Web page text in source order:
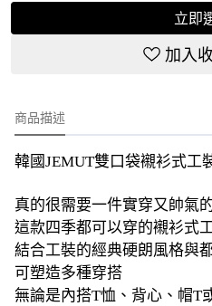
立即
加入
商品描述
韓國JEMUT雙口袋襯衫式工
真的很需要一件實穿又帥氣
這款四季都可以穿的襯衫式
結合工裝的經典硬朗風格與
可塑造多種穿搭
無論是內搭T恤、背心、帽T